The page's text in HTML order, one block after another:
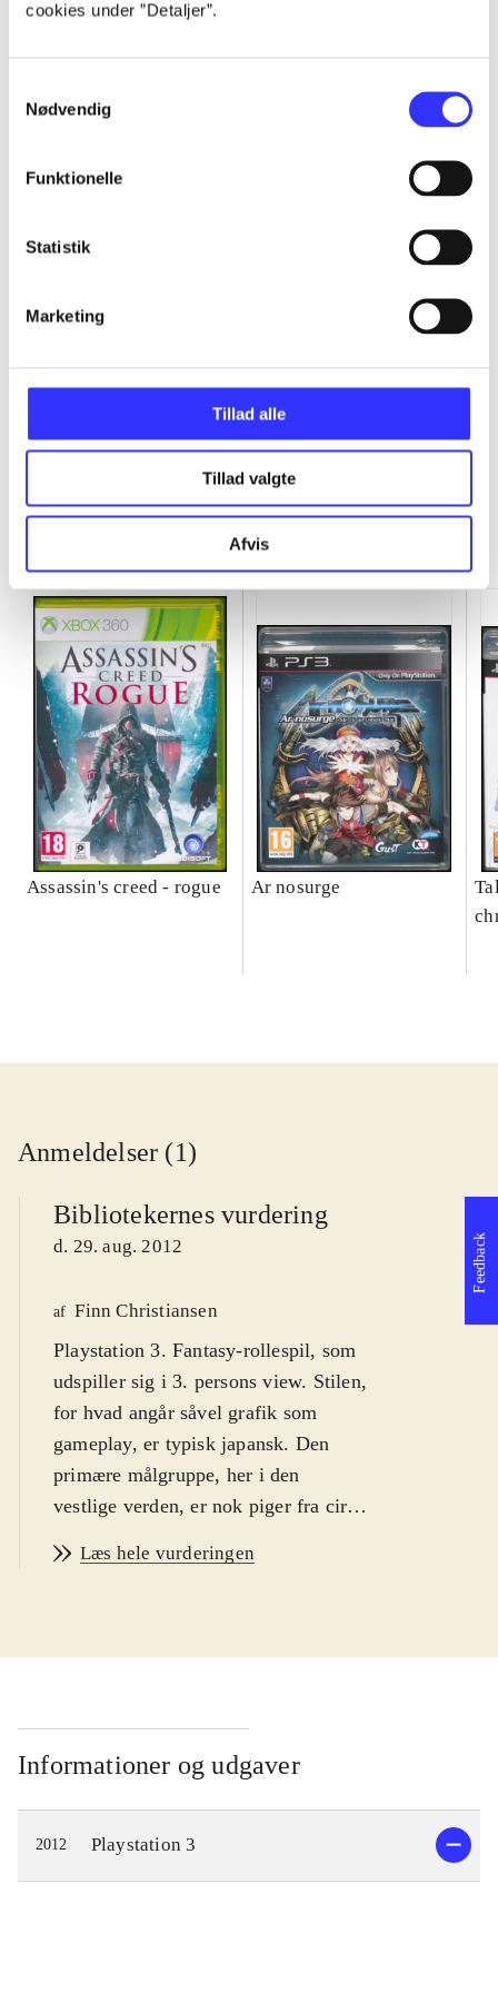
cookies under ”Detaljer”.
Nødvendig
Funktionelle
Statistik
Marketing
Tillad alle
Tillad valgte
Afvis
Alle registrerede artikler fordelt på udgivelser
Assassin's creed - rogue Ar nosurge
Anmeldelser (1)
Bibliotekernes vurdering
d. 29. aug. 2012
af Finn Christiansen
Playstation 3. Fantasy-rollespil, som
udspiller sig i 3. persons view. Stilen,
for hvad angår såvel grafik som
gameplay, er typisk japansk. Den
primære målgruppe, her i den
vestlige verden, er nok piger fra cirka
tiltrækker begge køn i alle aldre.
skal tages med et gran salt.
bagen, en af de længst kørende spil-
serier. Mange af seriens knap 30 spil
har dog aldrig været udgivet i
Europa. Nærværende titel er seriens
første til PS3, men næppe det sidste.
Scenen er planeten Efinea, som er
Læs hele vurderingen
Informationer og udgaver
2012 Playstation 3
Feedback